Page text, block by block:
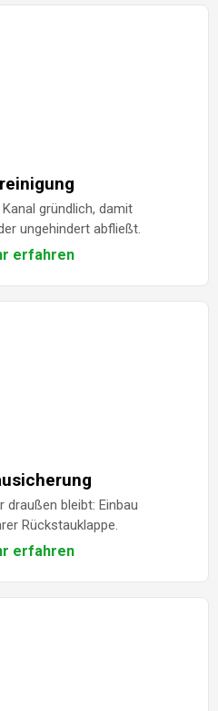
gründlich, damit
ungehindert abfließt.
erfahren
draußen bleibt: Einbau
Rückstauklappe.
erfahren